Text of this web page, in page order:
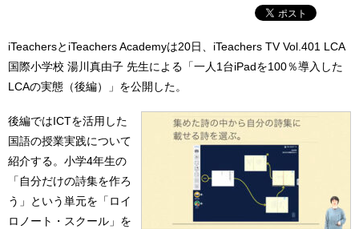
iTeachersとiTeachers Academyは20日、iTeachers TV Vol.401 LCA
国際小学校 湯川真由子 先生による「一人1台iPadを100％導入した
LCAの実態（後編）」を公開した。
後編ではICTを活用した
国語の授業実践について
紹介する。小学4年生の
「自分だけの詩集を作ろ
う」という単元を「ロイ
ロノート・スクール」を